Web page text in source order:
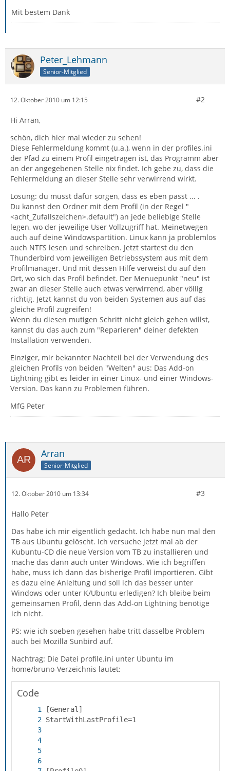
Mit bestem Dank
Peter_Lehmann
Senior-Mitglied
12. Oktober 2010 um 12:15 #2
Hi Arran,
schön, dich hier mal wieder zu sehen!
Diese Fehlermeldung kommt (u.a.), wenn in der profiles.ini
der Pfad zu einem Profil eingetragen ist, das Programm aber
an der angegebenen Stelle nix findet. Ich gebe zu, dass die
Fehlermeldung an dieser Stelle sehr verwirrend wirkt.
Lösung: du musst dafür sorgen, dass es eben passt ... .
Du kannst den Ordner mit dem Profil (in der Regel "
<acht_Zufallszeichen>.default") an jede beliebige Stelle
legen, wo der jeweilige User Vollzugriff hat. Meinetwegen
auch auf deine Windowspartition. Linux kann ja problemlos
auch NTFS lesen und schreiben. Jetzt startest du den
Thunderbird vom jeweiligen Betriebssystem aus mit dem
Profilmanager. Und mit dessen Hilfe verweist du auf den
Ort, wo sich das Profil befindet. Der Menuepunkt "neu" ist
zwar an dieser Stelle auch etwas verwirrend, aber völlig
richtig. Jetzt kannst du von beiden Systemen aus auf das
gleiche Profil zugreifen!
Wenn du diesen mutigen Schritt nicht gleich gehen willst,
kannst du das auch zum "Reparieren" deiner defekten
Installation verwenden.
Einziger, mir bekannter Nachteil bei der Verwendung des
gleichen Profils von beiden "Welten" aus: Das Add-on
Lightning gibt es leider in einer Linux- und einer Windows-
Version. Das kann zu Problemen führen.
MfG Peter
Arran
Senior-Mitglied
12. Oktober 2010 um 13:34 #3
Hallo Peter
Das habe ich mir eigentlich gedacht. Ich habe nun mal den
TB aus Ubuntu gelöscht. Ich versuche jetzt mal ab der
Kubuntu-CD die neue Version vom TB zu installieren und
mache das dann auch unter Windows. Wie ich begriffen
habe, muss ich dann das bisherige Profil importieren. Gibt
es dazu eine Anleitung und soll ich das besser unter
Windows oder unter K/Ubuntu erledigen? Ich bleibe beim
gemeinsamen Profil, denn das Add-on Lightning benötige
ich nicht.
PS: wie ich soeben gesehen habe tritt dasselbe Problem
auch bei Mozilla Sunbird auf.
Nachtrag: Die Datei profile.ini unter Ubuntu im
home/bruno-Verzeichnis lautet:
Code